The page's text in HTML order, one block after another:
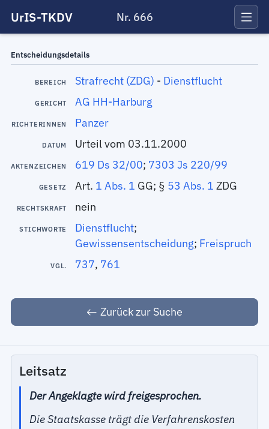
UrIS-TKDV Nr. 666
Entscheidungsdetails
BEREICH Strafrecht (ZDG) - Dienstflucht
GERICHT AG HH-Harburg
RICHTERINNEN Panzer
DATUM Urteil vom 03.11.2000
AKTENZEICHEN 619 Ds 32/00; 7303 Js 220/99
GESETZ Art. 1 Abs. 1 GG; § 53 Abs. 1 ZDG
RECHTSKRAFT nein
STICHWORTE Dienstflucht;
Gewissensentscheidung; Freispruch
VGL. 737, 761
Zurück zur Suche
Leitsatz
Der Angeklagte wird freigesprochen.
Die Staatskasse trägt die Verfahrenskosten